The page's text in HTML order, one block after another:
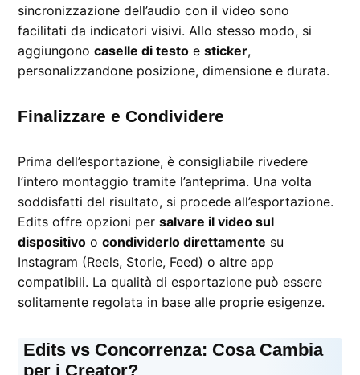
sincronizzazione dell’audio con il video sono
facilitati da indicatori visivi. Allo stesso modo, si
aggiungonocaselle di testo esticker,
personalizzandone posizione, dimensione e durata.
Finalizzare e Condividere
Prima dell’esportazione, è consigliabile rivedere
l’intero montaggio tramite l’anteprima. Una volta
soddisfatti del risultato, si procede all’esportazione.
Edits offre opzioni persalvare il video sul
dispositivo ocondividerlo direttamente su
Instagram (Reels, Storie, Feed) o altre app
compatibili. La qualità di esportazione può essere
solitamente regolata in base alle proprie esigenze.
Edits vs Concorrenza: Cosa Cambia
per i Creator?